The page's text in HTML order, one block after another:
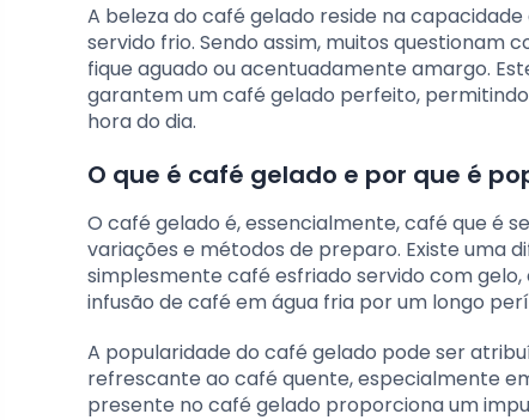
A beleza do café gelado reside na
servido frio. Sendo assim, muitos
fique aguado ou acentuadamente amargo.
garantem um café gelado perfeito,
hora do dia.
O que é café gelado e por que é
O café gelado é, essencialmente, café que é
variações e métodos de preparo. Existe uma
simplesmente café esfriado servido com
infusão de café em água fria por um longo
A popularidade do café gelado pode ser
refrescante ao café quente, especialmente
presente no café gelado proporciona um